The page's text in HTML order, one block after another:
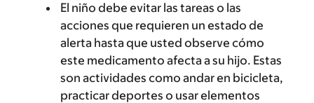
El niño debe evitar las tareas o las
acciones que requieren un estado de
alerta hasta que usted observe cómo
este medicamento afecta a su hijo. Estas
son actividades como andar en bicicleta,
practicar deportes o usar elementos